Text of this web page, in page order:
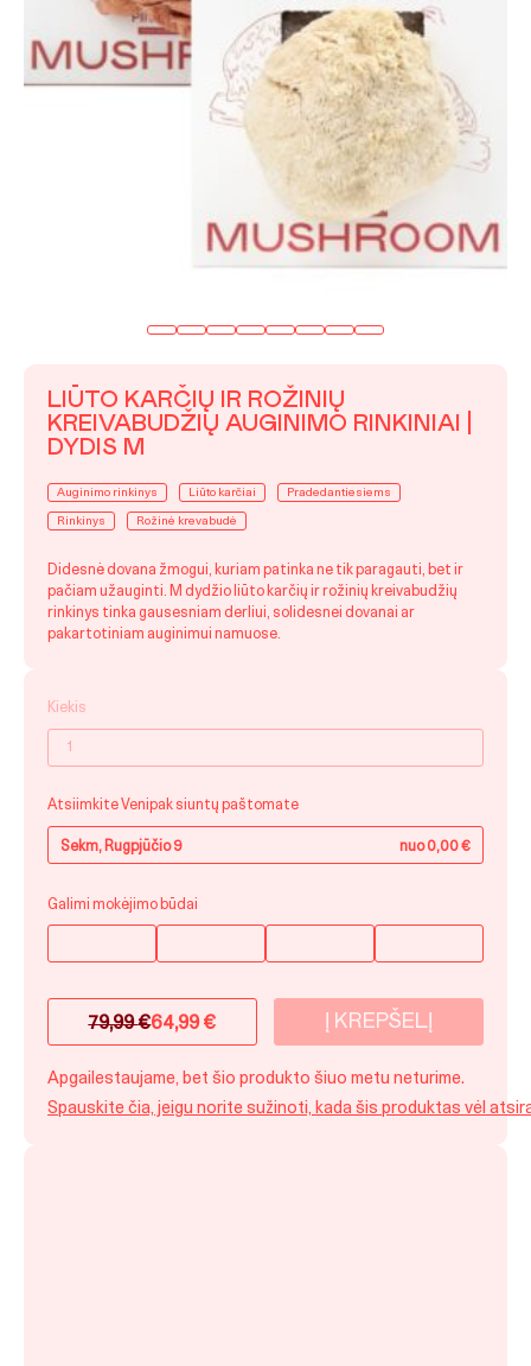
LIŪTO KARČIŲ IR ROŽINIŲ
KREIVABUDŽIŲ AUGINIMO RINKINIAI |
DYDIS M
Auginimo rinkinys Liūto karčiai Pradedantiesiems
Rinkinys Rožinė krevabudė
Didesnė dovana žmogui, kuriam patinka ne tik paragauti, bet ir
pačiam užauginti. M dydžio liūto karčių ir rožinių kreivabudžių
rinkinys tinka gausesniam derliui, solidesnei dovanai ar
pakartotiniam auginimui namuose.
Kiekis
Atsiimkite Venipak siuntų paštomate
Sekm, Rugpjūčio 9 nuo 0,00 €
Galimi mokėjimo būdai
79,99€
Original
79,99 €.
64,99€
Current
64,99 €.
Į KREPŠELĮ
Apgailestaujame, bet šio produkto šiuo metu neturime.
Spauskite čia, jeigu norite sužinoti, kada šis produktas vėl